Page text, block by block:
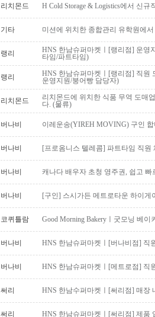
리치몬드 H Cold Storage & Logistics에서 신규
기타 미션에 위치한 종합관리 유학원에
랭리
HNS 한남슈퍼마켓ㅣ[랭리점] 운영
타임/파트타임)
랭리
HNS 한남슈퍼마켓ㅣ[랭리점] 직원
운영지원/붕어빵 담당자)
리치몬드
리치몬드에 위치한 식품 무역 도매
다. (물류)
버나비 이레운송(YIREH MOVING) 구인
버나비 [프로옴니스 텔레콤] 파트타임 직원
버나비 캐나다 배우자 초청 영주권, 쉽고 빠
버나비 [구인] 스시가든 메트로타운 하이게
코퀴틀람 Good Morning Bakeryㅣ굿모닝 베
버나비 HNS 한남슈퍼마켓ㅣ[버나비점] 직
버나비 HNS 한남슈퍼마켓ㅣ[메트로점] 직
써리 HNS 한남수퍼마켓ㅣ[써리점] 매장
써리 HNS 한남슈퍼마켓ㅣ[써리점] 제품